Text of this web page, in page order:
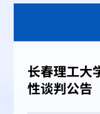
长春理工大
性谈判公告